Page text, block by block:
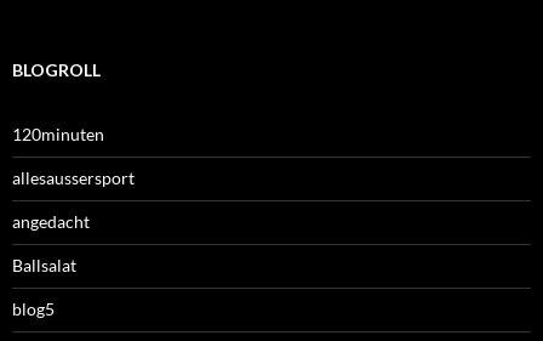
BLOGROLL
120minuten
allesaussersport
angedacht
Ballsalat
blog5